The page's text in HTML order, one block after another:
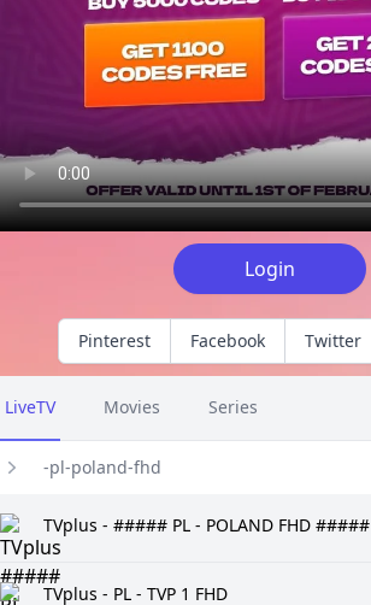
Login
Pinterest Facebook Twitter
LiveTV Movies Series
-pl-poland-fhd
TVplus - ##### PL - POLAND FHD #####
TVplus - PL - TVP 1 FHD